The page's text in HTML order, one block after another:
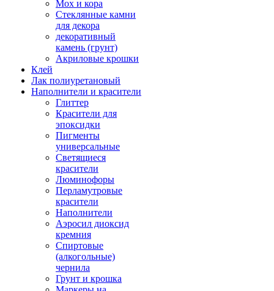
Мох и кора
Стеклянные камни
для декора
декоративный
камень (грунт)
Акриловые крошки
Клей
Лак полиуретановый
Наполнители и красители
Глиттер
Красители для
эпоксидки
Пигменты
универсальные
Светящиеся
красители
Люминофоры
Перламутровые
красители
Наполнители
Аэросил диоксид
кремния
Спиртовые
(алкогольные)
чернила
Грунт и крошка